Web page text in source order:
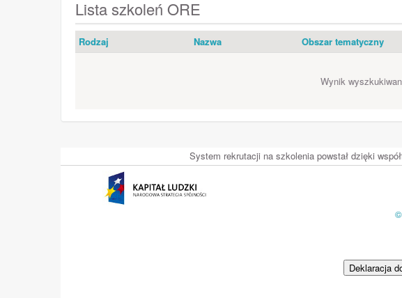
Lista szkoleń ORE
Rodzaj Nazwa Obszar tematyczny
Wynik
System rekrutacji na szkolenia powstał dzięki
Deklaracja